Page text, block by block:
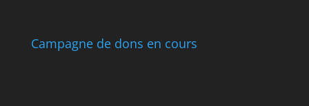
Campagne de dons en cours